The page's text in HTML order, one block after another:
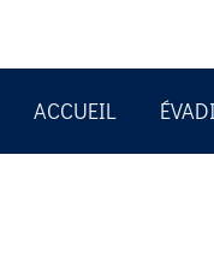
ACCUEIL